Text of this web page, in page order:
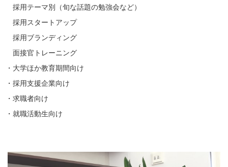
採用テーマ別（旬な話題の勉強会など）
採用スタートアップ
採用ブランディング
面接官トレーニング
・大学ほか教育期間向け
・採用支援企業向け
・求職者向け
・就職活動生向け